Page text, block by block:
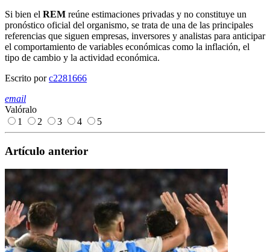
Si bien el REM reúne estimaciones privadas y no constituye un
pronóstico oficial del organismo, se trata de una de las principales
referencias que siguen empresas, inversores y analistas para anticipar
el comportamiento de variables económicas como la inflación, el
tipo de cambio y la actividad económica.
Escrito porc2281666
email
Valóralo
1
2 3 4 5
Artículo anterior